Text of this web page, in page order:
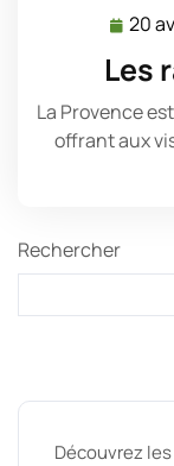
20
Les
La Provence
offrant aux
Rechercher
Découvrez